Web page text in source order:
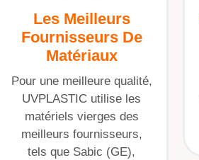
Les Meilleurs
Fournisseurs De
Matériaux
Pour une meilleure qualité,
UVPLASTIC utilise les
matériels vierges des
meilleurs fournisseurs,
tels que Sabic (GE),